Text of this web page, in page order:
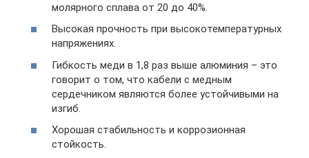
молярного сплава от 20 до 40%.
Высокая прочность при высокотемпературных
напряжениях.
Гибкость меди в 1,8 раз выше алюминия – это
говорит о том, что кабели с медным
сердечником являются более устойчивыми на
изгиб.
Хорошая стабильность и коррозионная
стойкость.